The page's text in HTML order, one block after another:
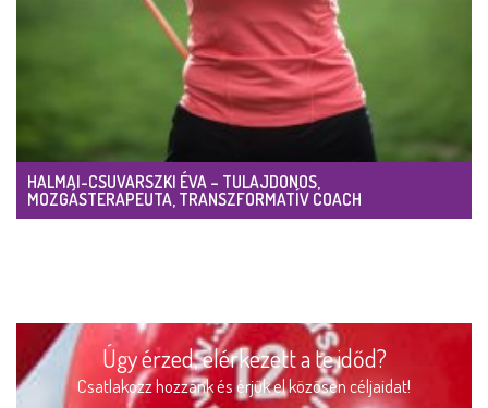
HALMAI-CSUVARSZKI ÉVA – TULAJDONOS,
MOZGÁSTERAPEUTA, TRANSZFORMATÍV COACH
Úgy érzed, elérkezett a te időd?
Csatlakozz hozzánk és érjük el közösen céljaidat!